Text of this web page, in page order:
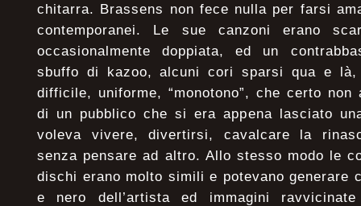
chitarra. Brassens non fece nulla per farsi
contemporanei. Le sue canzoni erano
occasionalmente doppiata, ed un
sbuffo di kazoo, alcuni cori sparsi qua e
difficile, uniforme, “monotono”, che certo
di un pubblico che si era appena lasciato
voleva vivere, divertirsi, cavalcare la
senza pensare ad altro. Allo stesso modo le
dischi erano molto simili e potevano generare
e nero dell’artista ed immagini